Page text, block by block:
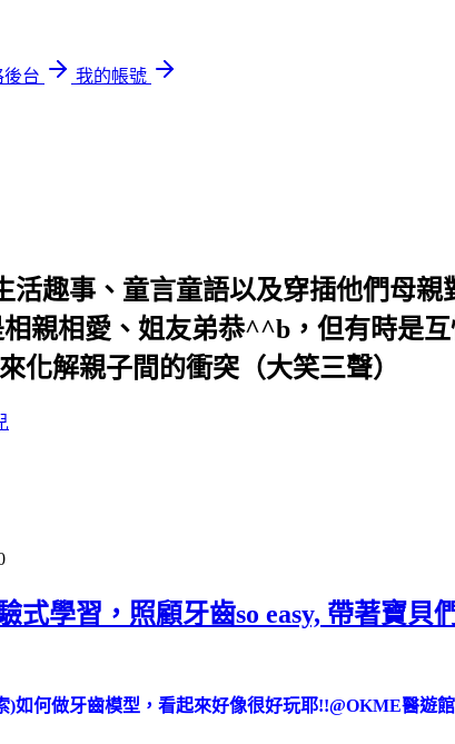
後台
我的帳號
活趣事、童言童語以及穿插他們母
親相愛、姐友弟恭^^b，但有時是
化解親子間的衝突（大笑三聲）
式學習，照顧牙齒so easy, 帶著寶
)如何做牙齒模型，看起來好像很好玩耶!!@OKME醫遊